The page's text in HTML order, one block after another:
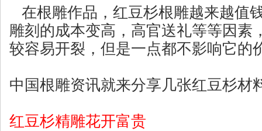
在根雕作品，红豆杉根雕越来越值
雕刻的成本变高，高官送礼等等因素
较容易开裂，但是一点都不影响它的
中国根雕资讯就来分享几张红豆杉材
红豆杉精雕花开富贵